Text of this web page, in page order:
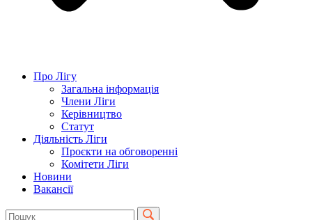
Про Лігу
Загальна інформація
Члени Ліги
Керівництво
Статут
Діяльність Ліги
Проєкти на обговоренні
Комітети Ліги
Новини
Вакансії